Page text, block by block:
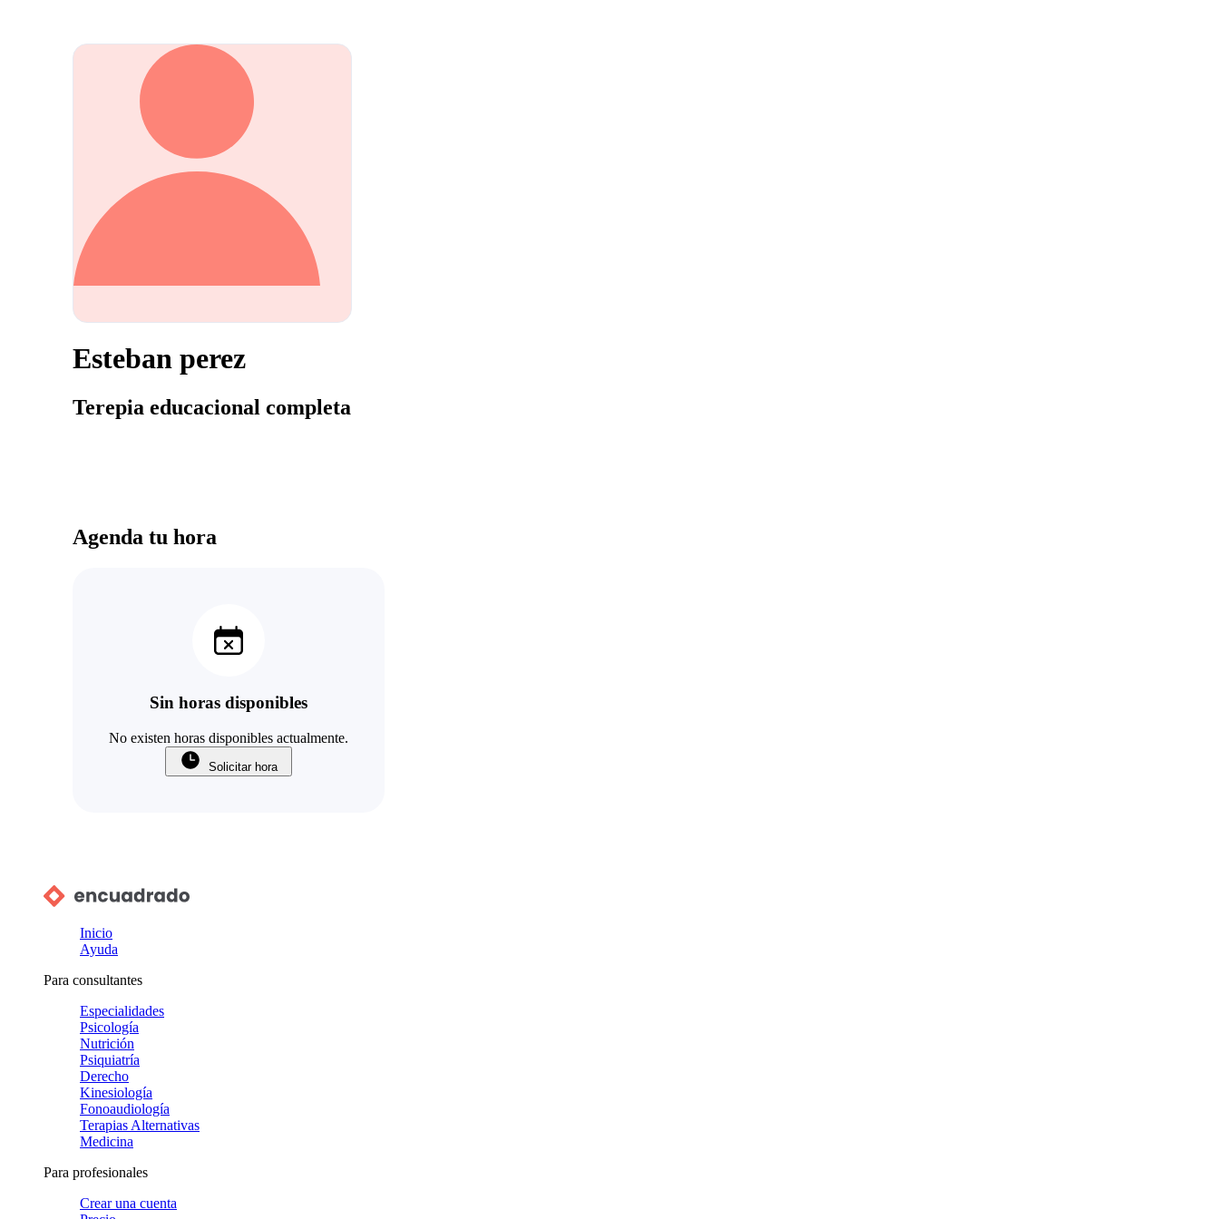
Esteban perez
Terepia educacional completa
Agenda tu hora
Sin horas disponibles
No existen horas disponibles actualmente.
Solicitar hora
Inicio
Ayuda
Para consultantes
Especialidades
Psicología
Nutrición
Psiquiatría
Derecho
Kinesiología
Fonoaudiología
Terapias Alternativas
Medicina
Para profesionales
Crear una cuenta